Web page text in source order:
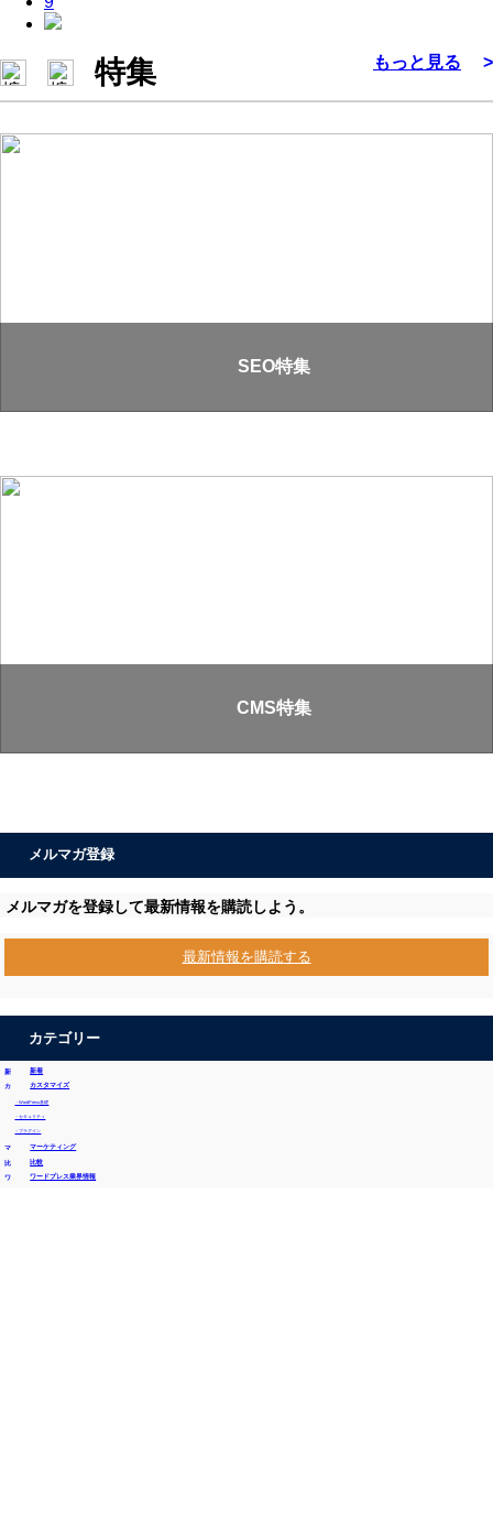
特集 もっと見る >
SEO特集
CMS特集
メルマガ登録
メルマガを登録して最新情報を購読しよう。
最新情報を購読する
カテゴリー
新着
カスタマイズ
・WordPress基礎
・セキュリティ
・プラグイン
マーケティング
比較
ワードプレス業界情報